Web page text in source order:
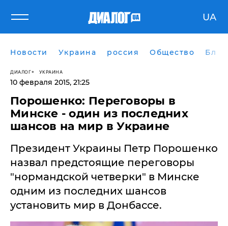
UA
Новости Украина россия Общество
ДИАЛОГ УКРАИНА
10 февраля 2015, 21:25
Порошенко: Переговоры в
Минске - один из последних
шансов на мир в Украине
​Президент Украины Петр Порошенко
назвал предстоящие переговоры
"нормандской четверки" в Минске
одним из последних шансов
установить мир в Донбассе.